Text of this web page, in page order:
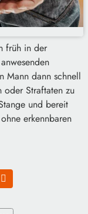
früh in der
Mann dann schnell
oder Straftaten zu
und bereit
erkennbaren